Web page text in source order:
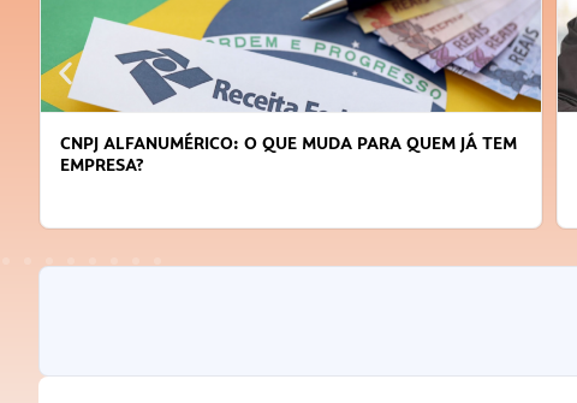
CNPJ ALFANUMÉRICO: O QUE MUDA PARA QUEM JÁ TEM
EMPRESA?